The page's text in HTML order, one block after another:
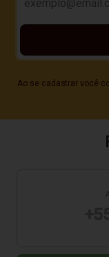
Ao se cadastrar você